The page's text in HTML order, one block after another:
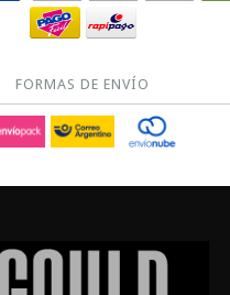
FORMAS DE ENVÍO